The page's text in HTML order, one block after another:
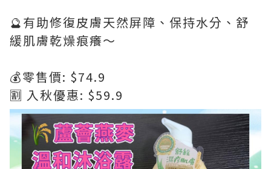
🔮有助修復皮膚天然屏障、保持水分、舒
緩肌膚乾燥痕癢～
💰零售價: $74.9
🈹 入秋優惠: $59.9